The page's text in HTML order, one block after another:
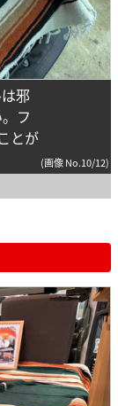
邪
フ
とが
(画像 No.10/12)